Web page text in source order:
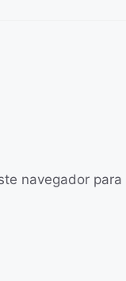
navegador para